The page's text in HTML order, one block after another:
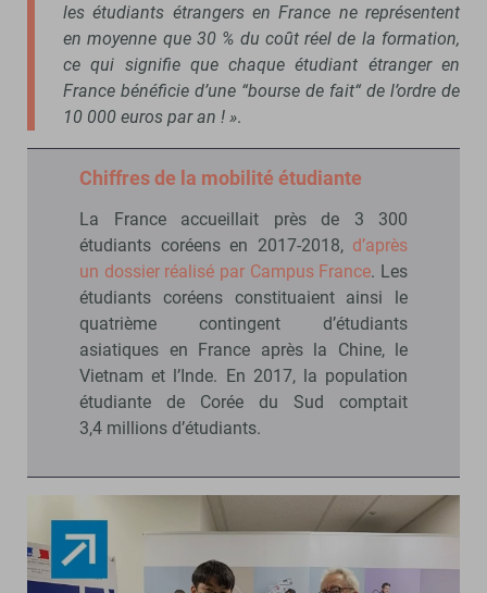
les étudiants étrangers en France ne représentent
en moyenne que 30 % du coût réel de la formation,
ce qui signifie que chaque étudiant étranger en
France bénéficie d’une “bourse de fait“ de l’ordre de
10 000 euros par an ! ».
Chiffres de la mobilité étudiante
La France accueillait près de 3 300
étudiants coréens en 2017-2018, d’après
un dossier réalisé par Campus France. Les
étudiants coréens constituaient ainsi le
quatrième contingent d’étudiants
asiatiques en France après la Chine, le
Vietnam et l’Inde. En 2017, la population
étudiante de Corée du Sud comptait
3,4 millions d’étudiants.